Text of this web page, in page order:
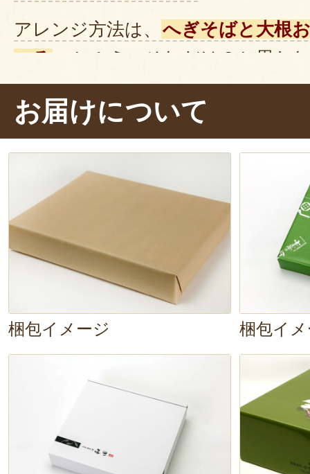
実家に送ると母が美味しい！！他
ると言われ、大絶賛してました！
ん笑
へぎそば以外のそばは食べれなく
2020年07月30日 /
新潟へ訪れた際、へぎそばを初め
味しさに今回お取り寄せしました
家族みんなで美味しく頂きました
2020年06月
自宅でへぎそば！麺もおつゆも美
贈答品として喜ばれました。あり
2019年05月07
アレンジ方法は、 へぎそばと大根
べる こと！え、それだけ？と思わ
ゃると思いますが、このシンプル
ば全体の味わいがまろやか
処 和田」のダシの効いたしっかり
おろしの自然な甘みはとても相性
ぎそばと大根おろしは、すっきり
じさせてくれるオススメのアレン
お好みで、イクラとすだちをトッ
目が鮮やかになります。
い！イクラの食感の違いを楽しん
とした柑橘系の香りがやみつきに
お届けについて
梱包イメージ 梱包イ